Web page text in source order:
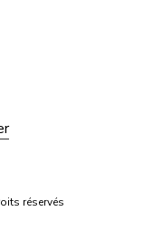
réservés